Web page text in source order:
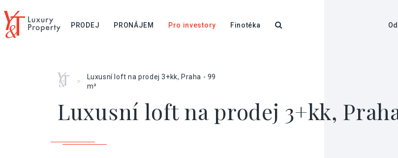
PRODEJ PRONÁJEM Pro investory Finotéka
Home
>
Luxusní loft na prodej 3+kk, Praha - 99
m²
Luxusní loft na prodej 3+kk,